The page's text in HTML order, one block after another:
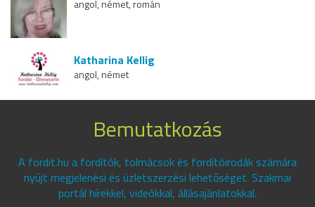
angol, német, román
Katharina Kellig
angol, német
Bemutatkozás
A fordit.hu a fordítók, tolmácsok és fordítóirodák számára
nyújt megjelenési és üzletszerzési lehetőséget. Szakmai
portál hírekkel, videókkal, állásajánlatokkal.